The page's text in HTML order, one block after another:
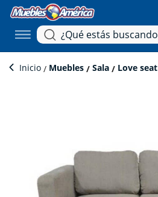
Inicio Muebles Sala Love seat